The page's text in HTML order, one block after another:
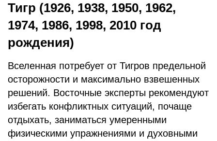
Тигр (1926, 1938, 1950, 1962,
1974, 1986, 1998, 2010 год
рождения)
Вселенная потребует от Тигров предельной
осторожности и максимально взвешенных
решений. Восточные эксперты рекомендуют
избегать конфликтных ситуаций, почаще
отдыхать, заниматься умеренными
физическими упражнениями и духовными